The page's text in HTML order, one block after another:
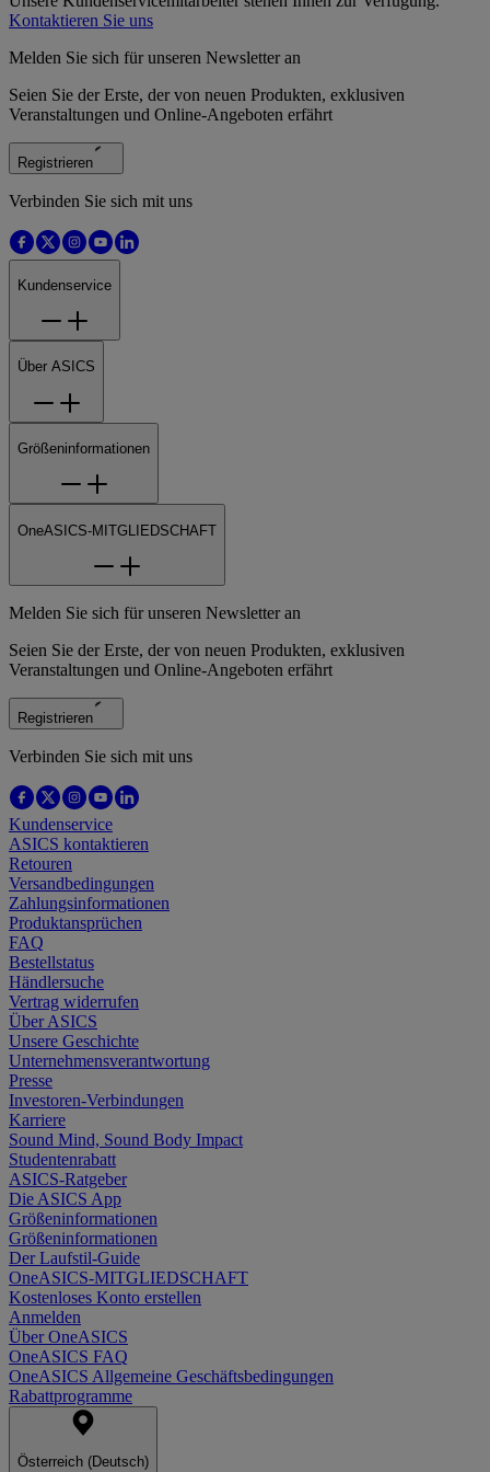
Kontaktieren Sie uns
Melden Sie sich für unseren Newsletter an
Seien Sie der Erste, der von neuen Produkten, exklusiven
Veranstaltungen und Online-Angeboten erfährt
Registrieren
Verbinden Sie sich mit uns
Kundenservice
Über ASICS
Größeninformationen
OneASICS-MITGLIEDSCHAFT
Melden Sie sich für unseren Newsletter an
Seien Sie der Erste, der von neuen Produkten, exklusiven
Veranstaltungen und Online-Angeboten erfährt
Registrieren
Verbinden Sie sich mit uns
Kundenservice
ASICS kontaktieren
Retouren
Versandbedingungen
Zahlungsinformationen
Produktansprüchen
FAQ
Bestellstatus
Händlersuche
Vertrag widerrufen
Über ASICS
Unsere Geschichte
Unternehmensverantwortung
Presse
Investoren-Verbindungen
Karriere
Sound Mind, Sound Body Impact
Studentenrabatt
ASICS-Ratgeber
Die ASICS App
Größeninformationen
Größeninformationen
Der Laufstil-Guide
OneASICS-MITGLIEDSCHAFT
Kostenloses Konto erstellen
Anmelden
Über OneASICS
OneASICS FAQ
OneASICS Allgemeine Geschäftsbedingungen
Rabattprogramme
Österreich (Deutsch)